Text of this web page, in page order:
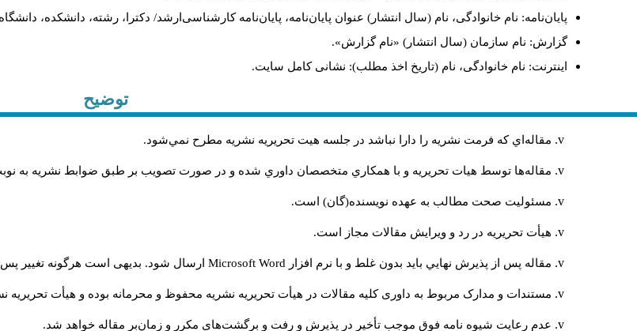
پایان‌نامه: نام خانوادگی، نام (سال انتشار) عنوان پایان‌نامه، پایان‌نامه کارشناسی‌ارشد/ دکترا، رشته، دانشکده،
گزارش: نام سازمان (سال انتشار) «نام گزارش».
اینترنت: نام خانوادگی، نام (تاریخ اخذ مطلب): نشانی کامل سایت.
توضیح
مقاله‌اي كه فرمت نشريه را دارا نباشد در جلسه هيت تحريريه نشريه مطرح نمي‌شود.
مقاله‌ها توسط هیات تحريريه و با همکاري متخصصان داوري شده و در صورت تصويب بر طبق ضوابط نشريه به
مسئوليت صحت مطالب به عهده نويسنده(گان) است.
هيأت تحريريه در رد و ويرايش مقالات مجاز است.
مقاله پس از پذيرش نهايي باید بدون غلط و با نرم افزار Microsoft Word ارسال شود. بدیهی است هرگونه تغییر پس
مستندات و مدارک مربوط به داوری کلیه مقالات در هیأت تحریریه نشریه محفوظ و محرمانه بوده و هیأت تحریریه
عدم رعایت شیوه نامه فوق موجب تأخیر در پذیرش و رفت و برگشت‌‌های مکرر و زمان‌بر مقاله خواهد شد.